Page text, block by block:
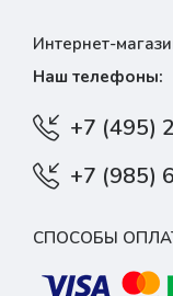
Интернет-
Наш телефоны:
+7 (495)
+7 (985)
СПОСОБЫ